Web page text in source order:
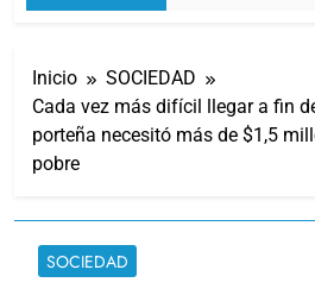
Inicio
SOCIEDAD
Cada vez más difícil llegar a fin
porteña necesitó más de $1,5
pobre
SOCIEDAD